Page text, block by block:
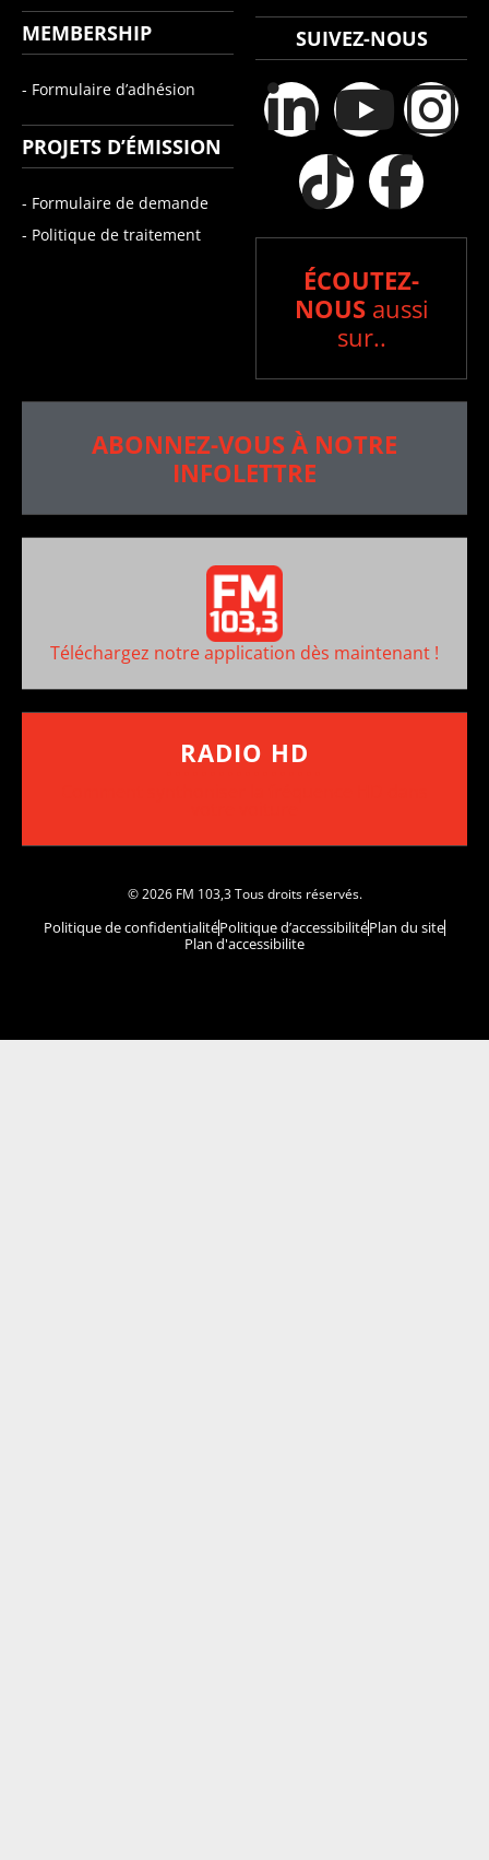
MEMBERSHIP
- Formulaire d’adhésion
PROJETS D’ÉMISSION
- Formulaire de demande
- Politique de traitement
SUIVEZ-NOUS
ÉCOUTEZ-
NOUS aussi
sur..
ABONNEZ-VOUS À NOTRE
INFOLETTRE
Téléchargez notre application dès maintenant !
RADIO HD
© 2026 FM 103,3 Tous droits réservés.
Politique de confidentialitéPolitique d’accessibilitéPlan du site
Plan d'accessibilite